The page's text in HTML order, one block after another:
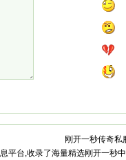
刚开一秒传奇私
平台,收录了海量精选刚开一